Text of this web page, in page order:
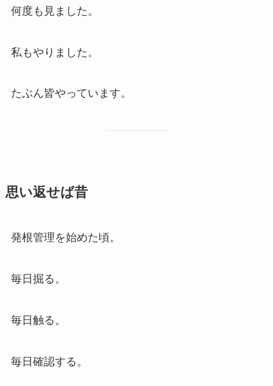
何度も見ました。
私もやりました。
たぶん皆やっています。
思い返せば昔
発根管理を始めた頃。
毎日掘る。
毎日触る。
毎日確認する。